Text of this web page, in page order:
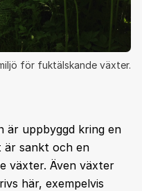
för fuktälskande växter.
är uppbyggd kring en
är sankt och en
växter. Även växter
här, exempelvis